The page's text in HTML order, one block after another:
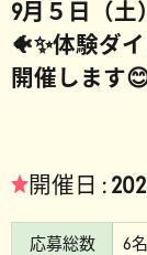
9月５日（土
🐠✨体験ダ
開催します
★開催日 :
応募総数
6名